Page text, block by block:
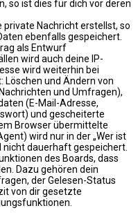
so ist dies für dich vor deren
private Nachricht erstellst, so
ebenfalls gespeichert.
als Entwurf
wird auch deine IP-
wird weiterhin bei
und Ändern von
und Umfragen),
(E-Mail-Adresse,
und gescheiterte
Browser übermittelte
wird nur in der „Wer ist
nicht dauerhaft gespeichert.
des Boards, dass
Dazu gehören dein
der Gelesen-Status
von dir gesetzte